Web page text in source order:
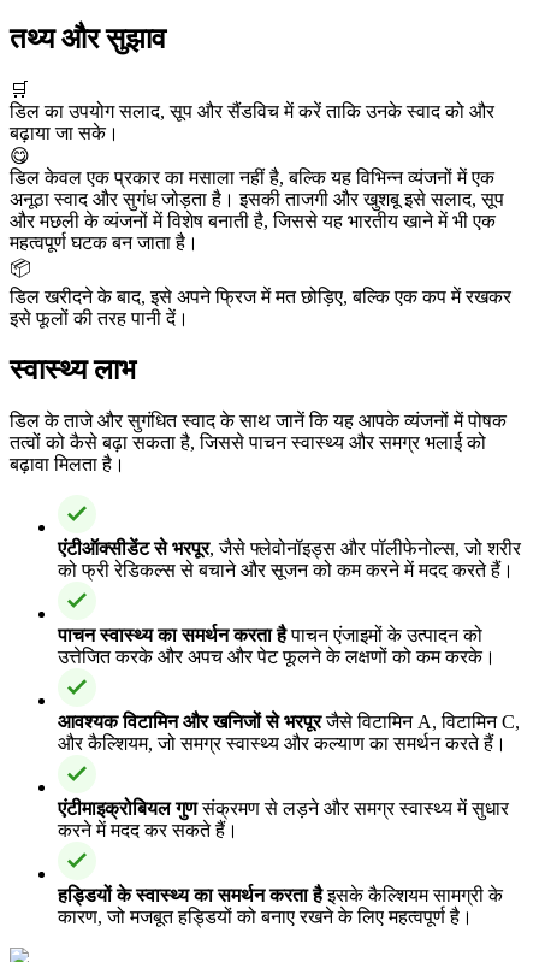
तथ्य और सुझाव
🛒
डिल का उपयोग सलाद, सूप और सैंडविच में करें ताकि उनके स्वाद को और
बढ़ाया जा सके।
😋
डिल केवल एक प्रकार का मसाला नहीं है, बल्कि यह विभिन्न व्यंजनों में एक
अनूठा स्वाद और सुगंध जोड़ता है। इसकी ताजगी और खुशबू इसे सलाद, सूप
और मछली के व्यंजनों में विशेष बनाती है, जिससे यह भारतीय खाने में भी एक
महत्वपूर्ण घटक बन जाता है।
📦
डिल खरीदने के बाद, इसे अपने फ्रिज में मत छोड़िए, बल्कि एक कप में रखकर
इसे फूलों की तरह पानी दें।
स्वास्थ्य लाभ
डिल के ताजे और सुगंधित स्वाद के साथ जानें कि यह आपके व्यंजनों में पोषक
तत्वों को कैसे बढ़ा सकता है, जिससे पाचन स्वास्थ्य और समग्र भलाई को
बढ़ावा मिलता है।
एंटीऑक्सीडेंट से भरपूर, जैसे फ्लेवोनॉइड्स और पॉलीफेनोल्स, जो शरीर
को फ्री रेडिकल्स से बचाने और सूजन को कम करने में मदद करते हैं।
पाचन स्वास्थ्य का समर्थन करता हैपाचन एंजाइमों के उत्पादन को
उत्तेजित करके और अपच और पेट फूलने के लक्षणों को कम करके।
आवश्यक विटामिन और खनिजों से भरपूरजैसे विटामिन A, विटामिन C,
और कैल्शियम, जो समग्र स्वास्थ्य और कल्याण का समर्थन करते हैं।
एंटीमाइक्रोबियल गुणसंक्रमण से लड़ने और समग्र स्वास्थ्य में सुधार
करने में मदद कर सकते हैं।
हड्डियों के स्वास्थ्य का समर्थन करता हैइसके कैल्शियम सामग्री के
कारण, जो मजबूत हड्डियों को बनाए रखने के लिए महत्वपूर्ण है।